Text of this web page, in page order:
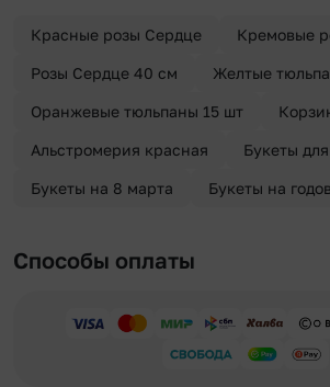
Красные розы Сердце Кремовые
Розы Сердце 40 см Желтые
Оранжевые тюльпаны 15 шт
Альстромерия красная Букеты
Букеты на 8 марта Букеты на
Способы оплаты